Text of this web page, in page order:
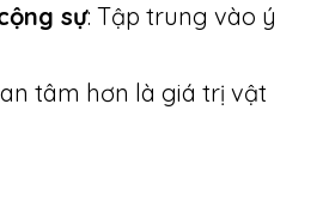
sự: Tập trung vào ý
tâm hơn là giá trị vật